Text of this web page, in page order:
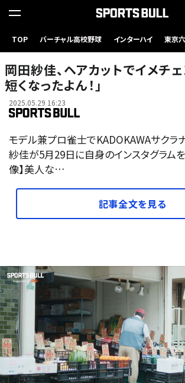
TOP バーチャル高校野球 インターハイ 東京
岡田紗佳、ヘアカットでイメチェ
短くなったよん！」
2025.05.29 16:23
モデル兼プロ雀士でKADOKAWAサクラ
紗佳が5月29日に自身のインスタグラムを
像】美人な…
記事全文を見る